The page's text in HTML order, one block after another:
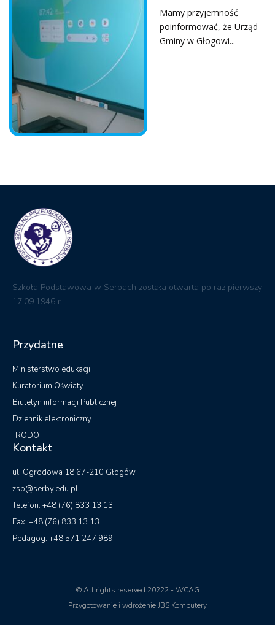
Mamy przyjemność
poinformować, że Urząd
Gminy w Głogowi...
Szkoła Podstawowa w Serbach została otwarta po raz pierwszy
17.09.1946 r.
Przydatne
Ministerstwo edukacji
Kuratorium Oświaty
Biuletyn informacji Publicznej
Dziennik elektroniczny
RODO
Kontakt
ul. Ogrodowa 18 67-210 Głogów
zsp@serby.edu.pl
Telefon: +48 (76) 833 13 13
Fax: +48 (76) 833 13 13
Pedagog: +48 571 247 989
© All rights reserved 20222 - WCAG
Przygotowanie i wdrożenie JBS Komputery